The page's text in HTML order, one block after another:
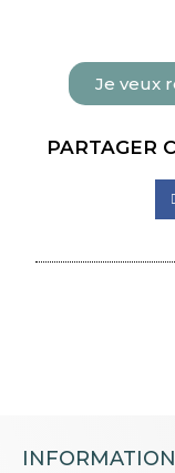
Je veux
PARTAGER